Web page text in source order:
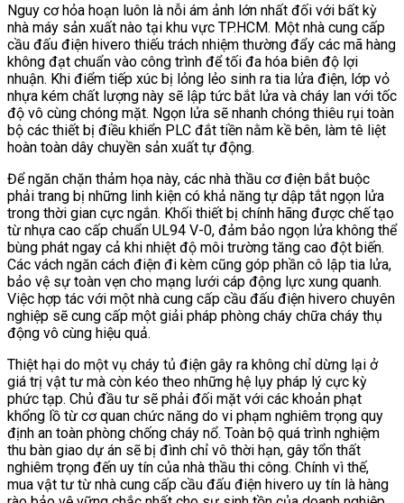
Nguy cơ hỏa hoạn luôn là nỗi ám ảnh lớn nhất đối với bất kỳ
nhà máy sản xuất nào tại khu vực TP.HCM. Một nhà cung cấp
cầu đấu điện hivero thiếu trách nhiệm thường đẩy các mã hàng
không đạt chuẩn vào công trình để tối đa hóa biên độ lợi
nhuận. Khi điểm tiếp xúc bị lỏng lẻo sinh ra tia lửa điện, lớp vỏ
nhựa kém chất lượng này sẽ lập tức bắt lửa và cháy lan với tốc
độ vô cùng chóng mặt. Ngọn lửa sẽ nhanh chóng thiêu rụi toàn
bộ các thiết bị điều khiển PLC đắt tiền nằm kề bên, làm tê liệt
hoàn toàn dây chuyền sản xuất tự động.
Để ngăn chặn thảm họa này, các nhà thầu cơ điện bắt buộc
phải trang bị những linh kiện có khả năng tự dập tắt ngọn lửa
trong thời gian cực ngắn. Khối thiết bị chính hãng được chế tạo
từ nhựa cao cấp chuẩn UL94 V-0, đảm bảo ngọn lửa không thể
bùng phát ngay cả khi nhiệt độ môi trường tăng cao đột biến.
Các vách ngăn cách điện đi kèm cũng góp phần cô lập tia lửa,
bảo vệ sự toàn vẹn cho mạng lưới cáp động lực xung quanh.
Việc hợp tác với một nhà cung cấp cầu đấu điện hivero chuyên
nghiệp sẽ cung cấp một giải pháp phòng cháy chữa cháy thụ
động vô cùng hiệu quả.
Thiệt hại do một vụ cháy tủ điện gây ra không chỉ dừng lại ở
giá trị vật tư mà còn kéo theo những hệ lụy pháp lý cực kỳ
phức tạp. Chủ đầu tư sẽ phải đối mặt với các khoản phạt
khổng lồ từ cơ quan chức năng do vi phạm nghiêm trọng quy
định an toàn phòng chống cháy nổ. Toàn bộ quá trình nghiệm
thu bàn giao dự án sẽ bị đình chỉ vô thời hạn, gây tổn thất
nghiêm trọng đến uy tín của nhà thầu thi công. Chính vì thế,
mua vật tư từ nhà cung cấp cầu đấu điện hivero uy tín là hàng